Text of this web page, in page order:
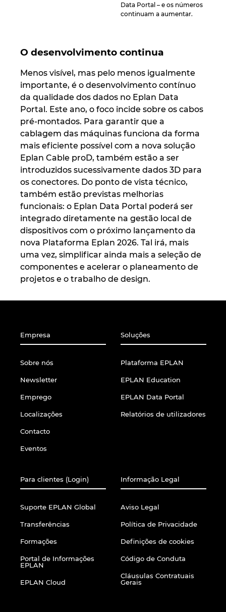
Data Portal – e os números
continuam a aumentar.
O desenvolvimento continua
Menos visível, mas pelo menos igualmente
importante, é o desenvolvimento contínuo
da qualidade dos dados no Eplan Data
Portal. Este ano, o foco incide sobre os cabos
pré-montados. Para garantir que a
cablagem das máquinas funciona da forma
mais eficiente possível com a nova solução
Eplan Cable proD, também estão a ser
introduzidos sucessivamente dados 3D para
os conectores. Do ponto de vista técnico,
também estão previstas melhorias
funcionais: o Eplan Data Portal poderá ser
integrado diretamente na gestão local de
dispositivos com o próximo lançamento da
nova Plataforma Eplan 2026. Tal irá, mais
uma vez, simplificar ainda mais a seleção de
componentes e acelerar o planeamento de
projetos e o trabalho de design.
Empresa
Sobre nós
Newsletter
Emprego
Localizações
Contacto
Eventos
Soluções
Plataforma EPLAN
EPLAN Education
EPLAN Data Portal
Relatórios de utilizadores
Para clientes (Login)
Suporte EPLAN Global
Transferências
Formações
Portal de Informações
EPLAN
EPLAN Cloud
Informação Legal
Aviso Legal
Política de Privacidade
Definições de cookies
Código de Conduta
Cláusulas Contratuais
Gerais